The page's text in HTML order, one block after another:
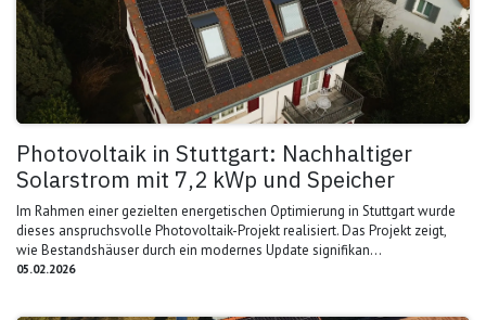
Photovoltaik in Stuttgart: Nachhaltiger
Solarstrom mit 7,2 kWp und Speicher
Im Rahmen einer gezielten energetischen Optimierung in Stuttgart wurde
dieses anspruchsvolle Photovoltaik-Projekt realisiert. Das Projekt zeigt,
wie Bestandshäuser durch ein modernes Update signifikan...
05.02.2026